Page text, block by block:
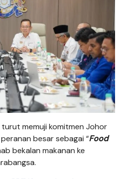
memuji komitmen Johor
besar sebagai “Food
bekalan makanan ke